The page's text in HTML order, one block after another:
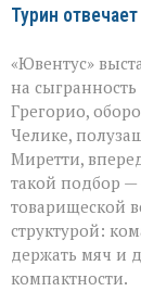
Турин
«Ювентус»
на
Грегорио,
Челике,
Миретти,
такой подбор —
товарищеской
структурой:
держать мяч и
компактности.